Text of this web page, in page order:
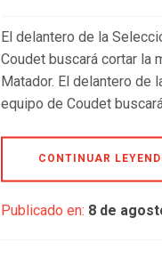
El delantero de la
Coudet buscará cortar la
Matador. El delantero de
equipo de Coudet
CONTINUAR
Publicado en: 8 de